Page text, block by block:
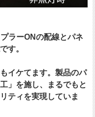
ラーONの配線とパネ
す。
イケてます。製品のパ
」を施し、まるでもと
ティを実現していま